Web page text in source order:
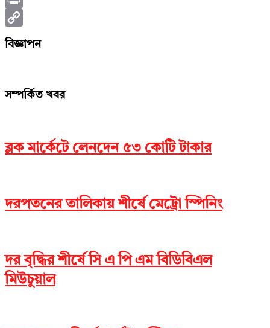
Print
Copy
বিজ্ঞাপন
সম্পর্কিত খবর
ব্লক মার্কেটে লেনদেন ৫৩ কোটি টাকার
দরপতনের তালিকায় শীর্ষে মেট্রো স্পিনিং
দর বৃদ্ধির শীর্ষে সি এ পি এম বিডিবিএল
মিউচুয়াল